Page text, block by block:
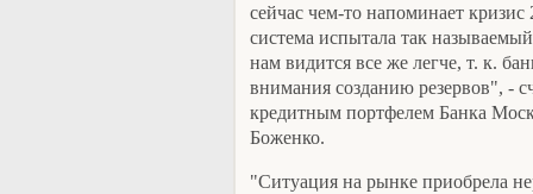
сейчас чем-то напоминает кризис
система испытала так
нам видится все же легче, т. к.
внимания созданию резервов", -
кредитным портфелем Банка
Боженко.
"Ситуация на рынке приобрела